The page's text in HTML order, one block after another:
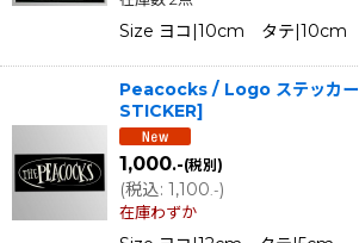
Size ヨコ|10cm タテ|10cm
Peacocks / Logo ステッカー
STICKER]
1,000.-(税別)
(税込: 1,100.-)
在庫わずか